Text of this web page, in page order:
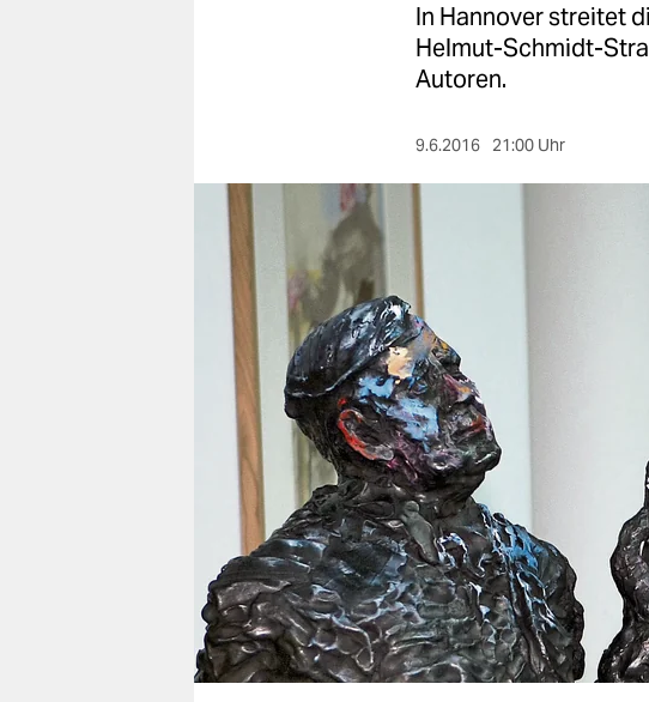
berlin
nord
wahrheit
verlag
verlag
veranstaltungen
fragen & hilfe
unterstützen
abo
genossenschaft
In Hannover streitet
Helmut-Schmidt-
Autoren.
9.6.2016 21:00 Uhr